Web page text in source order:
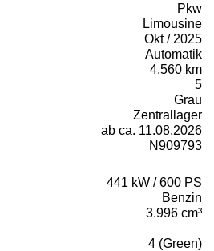
Pkw
Limousine
Okt / 2025
Automatik
4.560 km
5
Grau
Zentrallager
ab ca. 11.08.2026
N909793
441 kW / 600 PS
Benzin
3.996 cm³
4 (Green)